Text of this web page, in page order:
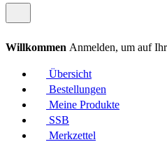
Willkommen Anmelden, um auf
Übersicht
Bestellungen
Meine Produkte
SSB
Merkzettel